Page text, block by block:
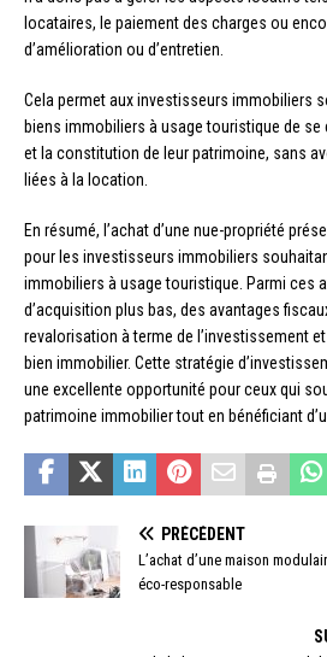
locataires, le paiement des charges ou
d’amélioration ou d’entretien.
Cela permet aux investisseurs immobiliers
biens immobiliers à usage touristique de se
et la constitution de leur patrimoine, sans
liées à la location.
En résumé, l’achat d’une nue-propriété
pour les investisseurs immobiliers
immobiliers à usage touristique. Parmi ces
d’acquisition plus bas, des avantages
revalorisation à terme de l’investissement
bien immobilier. Cette stratégie
une excellente opportunité pour ceux qui
patrimoine immobilier tout en bénéficiant
PRÉCÉDENT
L’achat d’une maison
éco-responsable